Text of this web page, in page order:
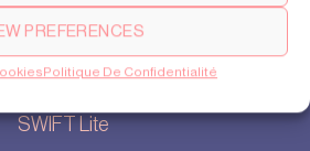
PREFERENCES
Politique De Confidentialité
Produits
SWIFT Lite